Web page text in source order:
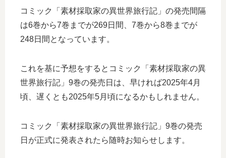
コミック「素材採取家の異世界旅行記」の発売間隔
は6巻から7巻までが269日間、7巻から8巻までが
248日間となっています。
これを基に予想をするとコミック「素材採取家の異
世界旅行記」9巻の発売日は、早ければ2025年4月
頃、遅くとも2025年5月頃になるかもしれません。
コミック「素材採取家の異世界旅行記」9巻の発売
日が正式に発表されたら随時お知らせします。